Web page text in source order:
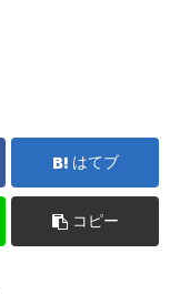
はてブ
コピー